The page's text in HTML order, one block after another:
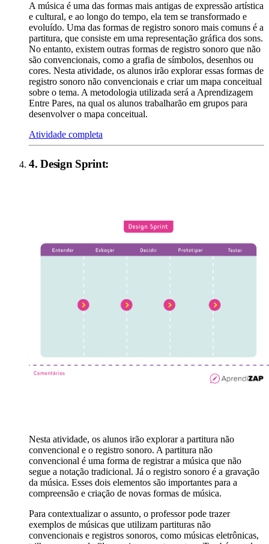
A música é uma das formas mais antigas de expressão artística
e cultural, e ao longo do tempo, ela tem se transformado e
evoluído. Uma das formas de registro sonoro mais comuns é a
partitura, que consiste em uma representação gráfica dos sons.
No entanto, existem outras formas de registro sonoro que não
são convencionais, como a grafia de símbolos, desenhos ou
cores. Nesta atividade, os alunos irão explorar essas formas de
registro sonoro não convencionais e criar um mapa conceitual
sobre o tema. A metodologia utilizada será a Aprendizagem
Entre Pares, na qual os alunos trabalharão em grupos para
desenvolver o mapa conceitual.
Atividade completa
4.Design Sprint:
Nesta atividade, os alunos irão explorar a partitura não
convencional e o registro sonoro. A partitura não
convencional é uma forma de registrar a música que não
segue a notação tradicional. Já o registro sonoro é a gravação
da música. Esses dois elementos são importantes para a
compreensão e criação de novas formas de música.
Para contextualizar o assunto, o professor pode trazer
exemplos de músicas que utilizam partituras não
convencionais e registros sonoros, como músicas eletrônicas,